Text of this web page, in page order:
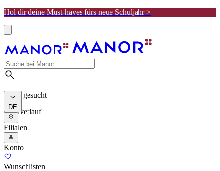
Hol dir deine Must-haves fürs neue Schuljahr >
Meist gesucht
Suchverlauf
DE
Filialen
Konto
Wunschlisten